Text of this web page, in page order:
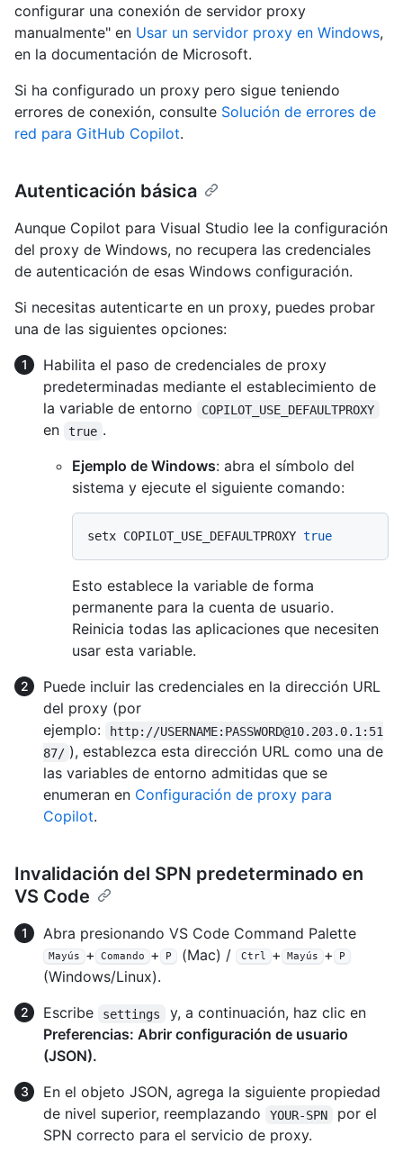
configurar una conexión de servidor proxy
manualmente" en Usar un servidor proxy en Windows,
en la documentación de Microsoft.
Si ha configurado un proxy pero sigue teniendo
errores de conexión, consulte Solución de errores de
red para GitHub Copilot.
Autenticación básica
Aunque Copilot para Visual Studio lee la configuración
del proxy de Windows, no recupera las credenciales
de autenticación de esas Windows configuración.
Si necesitas autenticarte en un proxy, puedes probar
una de las siguientes opciones:
Habilita el paso de credenciales de proxy
predeterminadas mediante el establecimiento de
la variable de entorno
COPILOT_USE_DEFAULTPROXY
en true .
Ejemplo de Windows: abra el símbolo del
sistema y ejecute el siguiente comando:
setx COPILOT_USE_DEFAULTPROXY true
Esto establece la variable de forma
permanente para la cuenta de usuario.
Reinicia todas las aplicaciones que necesiten
usar esta variable.
Puede incluir las credenciales en la dirección URL
del proxy (por
ejemplo:
http://USERNAME:PASSWORD@10.203.0.1:51
87/ ), establezca esta dirección URL como una de
las variables de entorno admitidas que se
enumeran en Configuración de proxy para
Copilot.
Invalidación del SPN predeterminado en
VS Code
Abra presionando VS Code Command Palette
Mayús + Comando + P (Mac) / Ctrl + Mayús + P
(Windows/Linux).
Escribe
settings
y, a continuación, haz clic en
Preferencias: Abrir configuración de usuario
(JSON).
En el objeto JSON, agrega la siguiente propiedad
de nivel superior, reemplazando
YOUR-SPN
por el
SPN correcto para el servicio de proxy.